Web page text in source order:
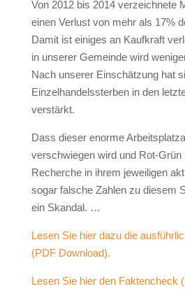
Von 2012 bis 2014 verzeichnete
einen Verlust von mehr als 17%
Damit ist einiges an Kaufkraft
in unserer Gemeinde wird
Nach unserer Einschätzung hat
Einzelhandelssterben in den
verstärkt.
Dass dieser enorme
verschwiegen wird und Rot-Grün
Recherche in ihrem jeweiligen
sogar falsche Zahlen zu diesem
ein Skandal. …
Lesen Sie hier dazu die
(PDF Download).
Lesen Sie hier den Faktencheck